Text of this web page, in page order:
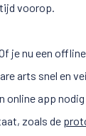
voorop.
je nu een
arts snel en
online app
zoals de